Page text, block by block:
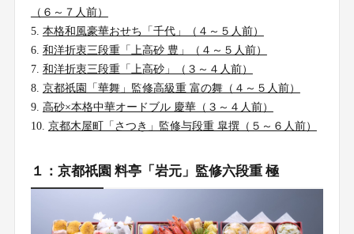
（６～７人前）
本格和風豪華おせち「千代」（４～５人前）
和洋折衷三段重「上高砂 豊」（４～５人前）
和洋折衷三段重「上高砂」（３～４人前）
京都祇園「華舞」監修高級重 富の舞（４～５人前）
高砂×本格中華オードブル 慶華（３～４人前）
京都木屋町「さつき」監修与段重 皐撰（５～６人前）
１：京都祇園 料亭「岩元」監修六段重 極